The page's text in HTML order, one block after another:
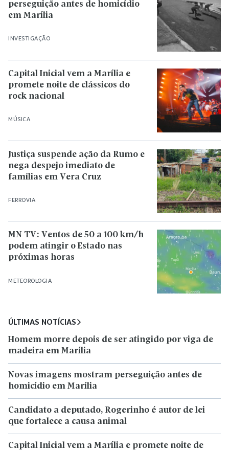
INVESTIGAÇÃO
perseguição antes de homicídio
em Marília
MÚSICA
Capital Inicial vem a Marília e
promete noite de clássicos do
rock nacional
FERROVIA
Justiça suspende ação da Rumo e
nega despejo imediato de
famílias em Vera Cruz
METEOROLOGIA
MN TV: Ventos de 50 a 100 km/h
podem atingir o Estado nas
próximas horas
ÚLTIMAS NOTÍCIAS
Homem morre depois de ser atingido por viga de
madeira em Marília
Novas imagens mostram perseguição antes de
homicídio em Marília
Candidato a deputado, Rogerinho é autor de lei
que fortalece a causa animal
Capital Inicial vem a Marília e promete noite de